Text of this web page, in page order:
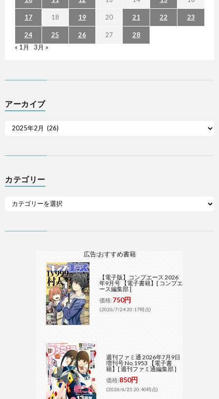
17 18 19 20 21 22 23
24 25 26 27
28
« 1月
3月 »
アーカイブ
カテゴリー
広告:おすすめ書籍
【電子版】コンプエース 2026
年9月号 【電子書籍】[ コンプエ
ース編集部 ]
価格:750円
(2026/7/24 20:17時点)
週刊ファミ通 2026年7月9日
増刊号 No.1953 【電子書
籍】[ 週刊ファミ通編集部 ]
価格:850円
(2026/6/25 20:40時点)